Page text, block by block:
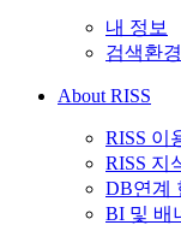
내 정보
검색환
About RISS
RISS 이
RISS 지
DB연계
BI 및 배